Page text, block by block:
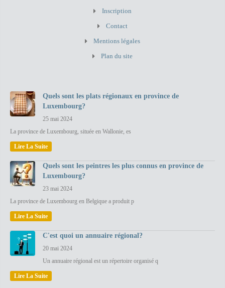
Inscription
Contact
Mentions légales
Plan du site
Quels sont les plats régionaux en province de
Luxembourg?
25 mai 2024
La province de Luxembourg, située en Wallonie, es
Lire La Suite
Quels sont les peintres les plus connus en province de
Luxembourg?
23 mai 2024
La province de Luxembourg en Belgique a produit p
Lire La Suite
C'est quoi un annuaire régional?
20 mai 2024
Un annuaire régional est un répertoire organisé q
Lire La Suite